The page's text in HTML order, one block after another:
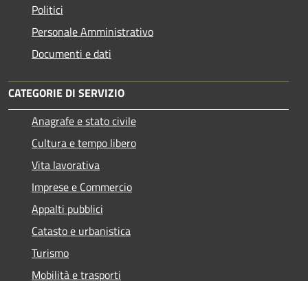
Politici
Personale Amministrativo
Documenti e dati
CATEGORIE DI SERVIZIO
Anagrafe e stato civile
Cultura e tempo libero
Vita lavorativa
Imprese e Commercio
Appalti pubblici
Catasto e urbanistica
Turismo
Mobilità e trasporti